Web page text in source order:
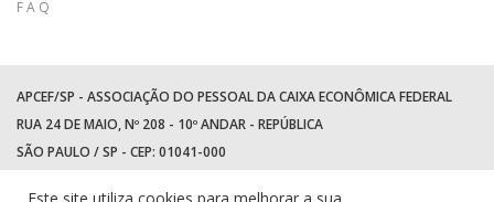
F A Q
APCEF/SP - ASSOCIAÇÃO DO PESSOAL DA CAIXA ECONÔMICA FEDERAL
RUA 24 DE MAIO, Nº 208 - 10º ANDAR - REPÚBLICA
SÃO PAULO / SP - CEP: 01041-000